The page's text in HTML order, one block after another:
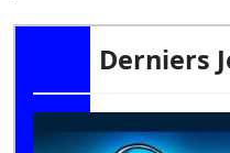
Derniers